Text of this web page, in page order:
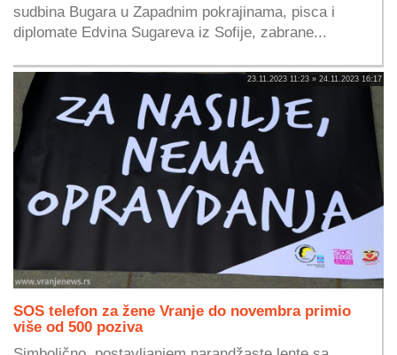
sudbina Bugara u Zapadnim pokrajinama, pisca i
diplomate Edvina Sugareva iz Sofije, zabrane...
23.11.2023 11:23 » 24.11.2023 16:17
SOS telefon za žene Vranje do novembra primio
više od 500 poziva